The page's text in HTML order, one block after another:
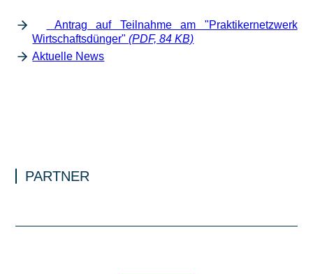
Antrag auf Teilnahme am "Praktikernetzwerk
Wirtschaftsdünger"(PDF, 84 KB)
Aktuelle News
PARTNER